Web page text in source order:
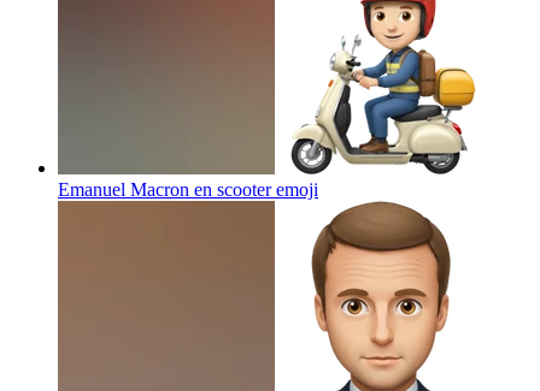
Emanuel Macron en scooteremoji